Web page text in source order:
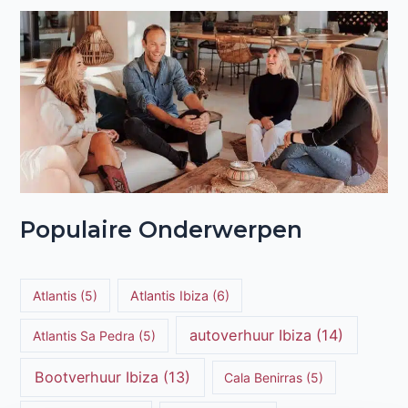
Populaire Onderwerpen
Atlantis (5) Atlantis Ibiza (6)
Atlantis Sa Pedra (5) autoverhuur Ibiza (14)
Bootverhuur Ibiza (13) Cala Benirras (5)